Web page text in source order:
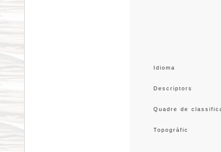
Idioma
Descriptors
Quadre de
Topogràfic